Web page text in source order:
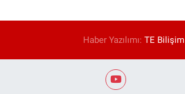
Haber Yazılımı:TE Bilişim